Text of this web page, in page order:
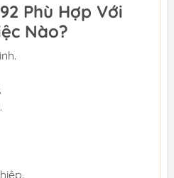
Phù Hợp Với
Nào?